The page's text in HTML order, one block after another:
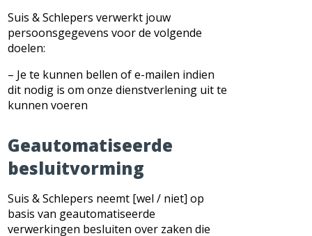
Suis & Schlepers verwerkt jouw
persoonsgegevens voor de volgende
doelen:
– Je te kunnen bellen of e-mailen indien
dit nodig is om onze dienstverlening uit te
kunnen voeren
Geautomatiseerde
besluitvorming
Suis & Schlepers neemt [wel / niet] op
basis van geautomatiseerde
verwerkingen besluiten over zaken die